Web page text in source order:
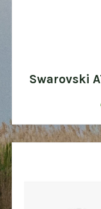
Swarovski